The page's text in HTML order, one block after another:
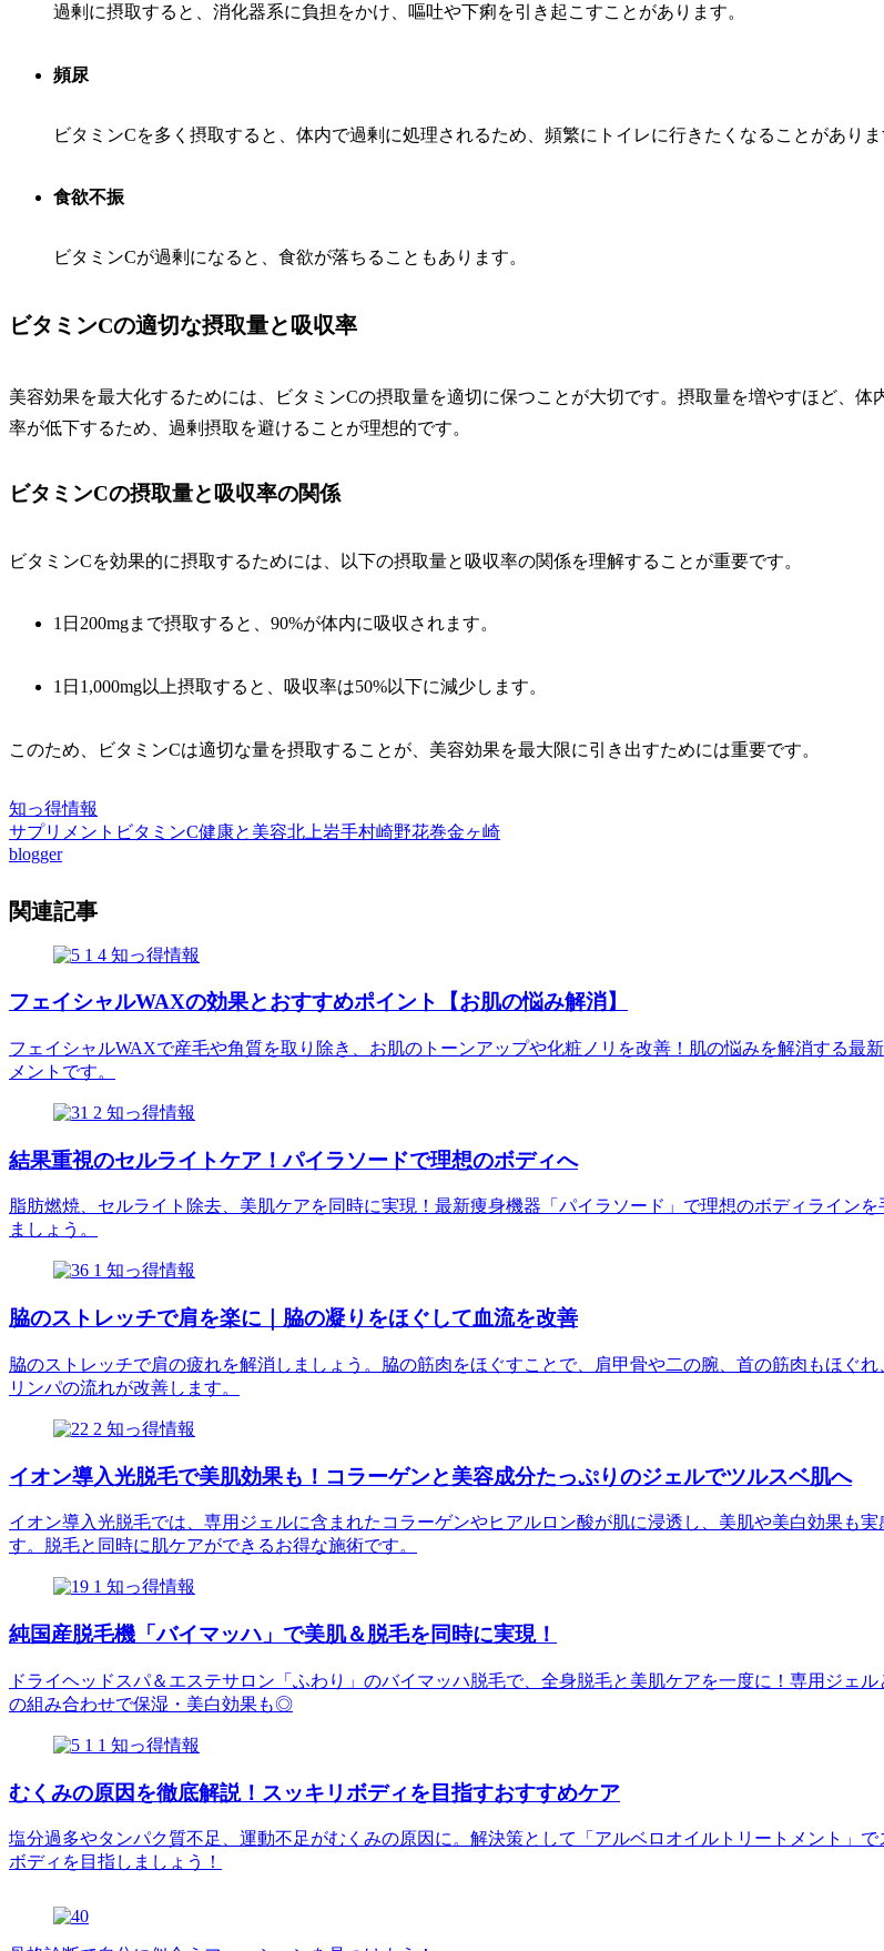
過剰に摂取すると、消化器系に負担をかけ、嘔吐や下痢を引き起こすことがあります。
頻尿
ビタミンCを多く摂取すると、体内で過剰に処理されるため、頻繁にトイレに行きたくなることがありま
食欲不振
ビタミンCが過剰になると、食欲が落ちることもあります。
ビタミンCの適切な摂取量と吸収率
美容効果を最大化するためには、ビタミンCの摂取量を適切に保つことが大切です。摂取量を増やすほど、体
率が低下するため、過剰摂取を避けることが理想的です。
ビタミンCの摂取量と吸収率の関係
ビタミンCを効果的に摂取するためには、以下の摂取量と吸収率の関係を理解することが重要です。
1日200mgまで摂取すると、90%が体内に吸収されます。
1日1,000mg以上摂取すると、吸収率は50%以下に減少します。
このため、ビタミンCは適切な量を摂取することが、美容効果を最大限に引き出すためには重要です。
知っ得情報
サプリメント ビタミンC健康と美容北上岩手村崎野花巻金ヶ崎
blogger
関連記事
知っ得情報
フェイシャルWAXの効果とおすすめポイント【お肌の悩み解消】
フェイシャルWAXで産毛や角質を取り除き、お肌のトーンアップや化粧ノリを改善！肌の悩みを解消する最
メントです。
知っ得情報
結果重視のセルライトケア！パイラソードで理想のボディへ
脂肪燃焼、セルライト除去、美肌ケアを同時に実現！最新痩身機器「パイラソード」で理想のボディラインを
ましょう。
知っ得情報
脇のストレッチで肩を楽に｜脇の凝りをほぐして血流を改善
脇のストレッチで肩の疲れを解消しましょう。脇の筋肉をほぐすことで、肩甲骨や二の腕、首の筋肉もほぐれ
リンパの流れが改善します。
知っ得情報
イオン導入光脱毛で美肌効果も！コラーゲンと美容成分たっぷりのジェルでツルスベ肌へ
イオン導入光脱毛では、専用ジェルに含まれたコラーゲンやヒアルロン酸が肌に浸透し、美肌や美白効果も実
す。脱毛と同時に肌ケアができるお得な施術です。
知っ得情報
純国産脱毛機「バイマッハ」で美肌＆脱毛を同時に実現！
ドライヘッドスパ＆エステサロン「ふわり」のバイマッハ脱毛で、全身脱毛と美肌ケアを一度に！専用ジェル
の組み合わせで保湿・美白効果も◎
知っ得情報
むくみの原因を徹底解説！スッキリボディを目指すおすすめケア
塩分過多やタンパク質不足、運動不足がむくみの原因に。解決策として「アルベロオイルトリートメント」で
ボディを目指しましょう！